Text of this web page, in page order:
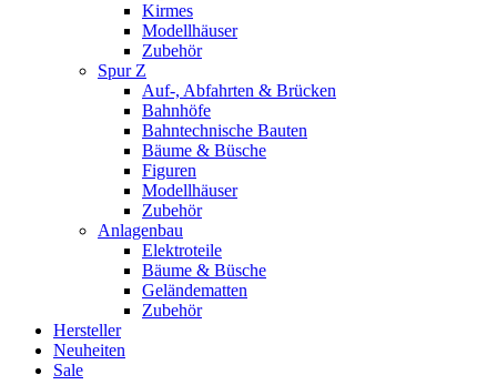
Kirmes
Modellhäuser
Zubehör
Spur Z
Auf-, Abfahrten & Brücken
Bahnhöfe
Bahntechnische Bauten
Bäume & Büsche
Figuren
Modellhäuser
Zubehör
Anlagenbau
Elektroteile
Bäume & Büsche
Geländematten
Zubehör
Hersteller
Neuheiten
Sale